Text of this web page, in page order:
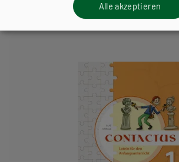
Alle akzeptieren